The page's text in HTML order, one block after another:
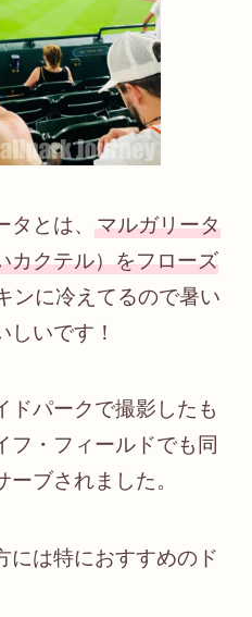
とは、 マルガリータ
カクテル）をフローズ
ンに冷えてるので暑い
しいです！
ドパークで撮影したも
フ・フィールドでも同
ブされました。
には特におすすめのド